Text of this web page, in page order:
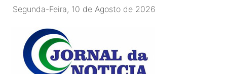
Segunda-Feira, 10 de Agosto de 2026